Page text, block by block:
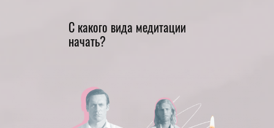
С какого вида медитации
начать?